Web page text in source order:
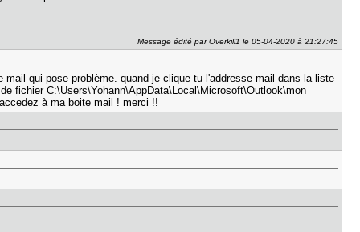
Message édité par Overkill1 le 05-04-2020 à 21:27:45
qui pose problème. quand je clique tu l'addresse mail dans la liste
fichier C:\Users\Yohann\AppData\Local\Microsoft\Outlook\mon
à ma boite mail ! merci !!